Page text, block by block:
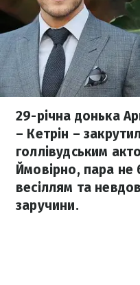
29-річна донька
– Кетрін –
голлівудським
Ймовірно, пара не
весіллям та
заручини.